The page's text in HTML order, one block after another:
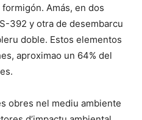
Amás, en dos
392 y otra de desembarcu
doble. Estos elementos
aproximao un 64% del
obres nel mediu ambiente